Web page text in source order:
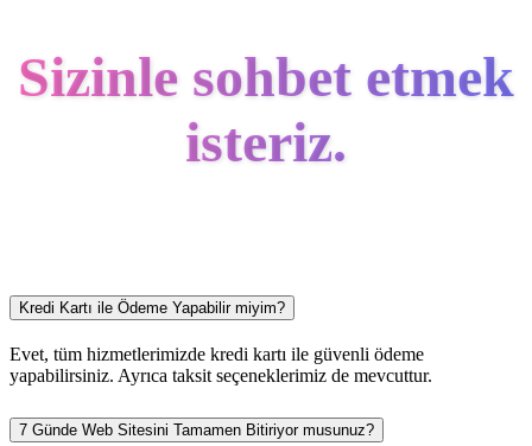
Sizinle sohbet etmek
isteriz.
Kredi Kartı ile Ödeme Yapabilir miyim?
Evet, tüm hizmetlerimizde kredi kartı ile güvenli ödeme
yapabilirsiniz. Ayrıca taksit seçeneklerimiz de mevcuttur.
7 Günde Web Sitesini Tamamen Bitiriyor musunuz?